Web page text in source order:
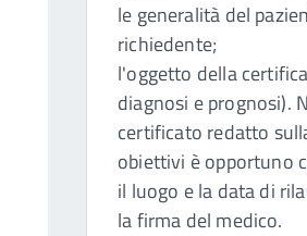
le generalità del
richiedente;
l'oggetto della
diagnosi e prognosi).
certificato redatto
obiettivi è opportuno
il luogo e la data di
la firma del medico.